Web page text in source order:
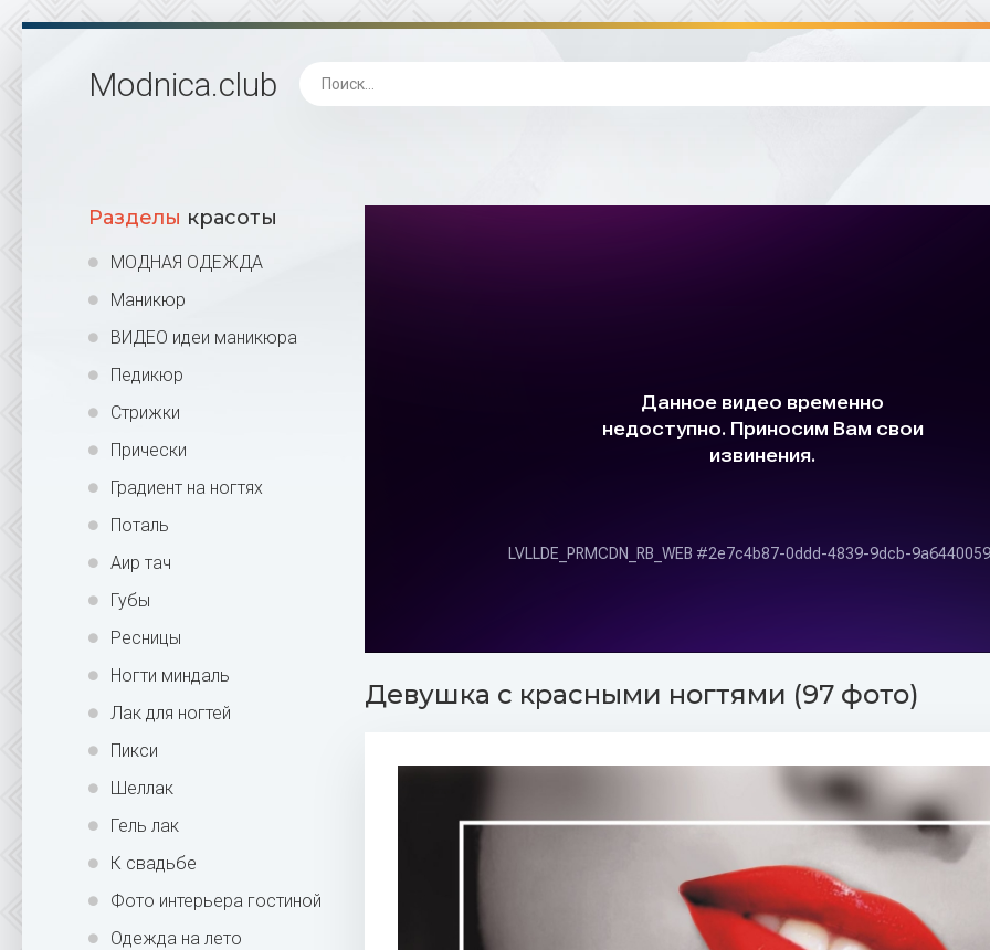
Modnica.club
Разделы красоты
МОДНАЯ ОДЕЖДА
Маникюр
ВИДЕО идеи маникюра
Педикюр
Стрижки
Прически
Градиент на ногтях
Поталь
Аир тач
Губы
Ресницы
Ногти миндаль
Лак для ногтей
Пикси
Шеллак
Гель лак
К свадьбе
Фото интерьера гостиной
Одежда на лето
Девушка с красными ногтями (97 фото)